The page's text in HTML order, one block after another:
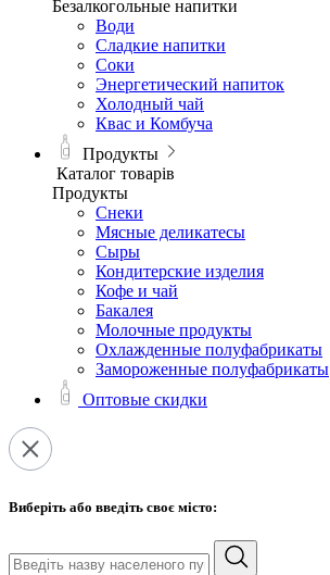
Безалкогольные напитки
Води
Сладкие напитки
Соки
Энергетический напиток
Холодный чай
Квас и Комбуча
Продукты
Каталог товарів
Продукты
Снеки
Мясные деликатесы
Сыры
Кондитерские изделия
Кофе и чай
Бакалея
Молочные продукты
Охлажденные полуфабрикаты
Замороженные полуфабрикаты
Оптовые скидки
Виберіть або введіть своє місто: